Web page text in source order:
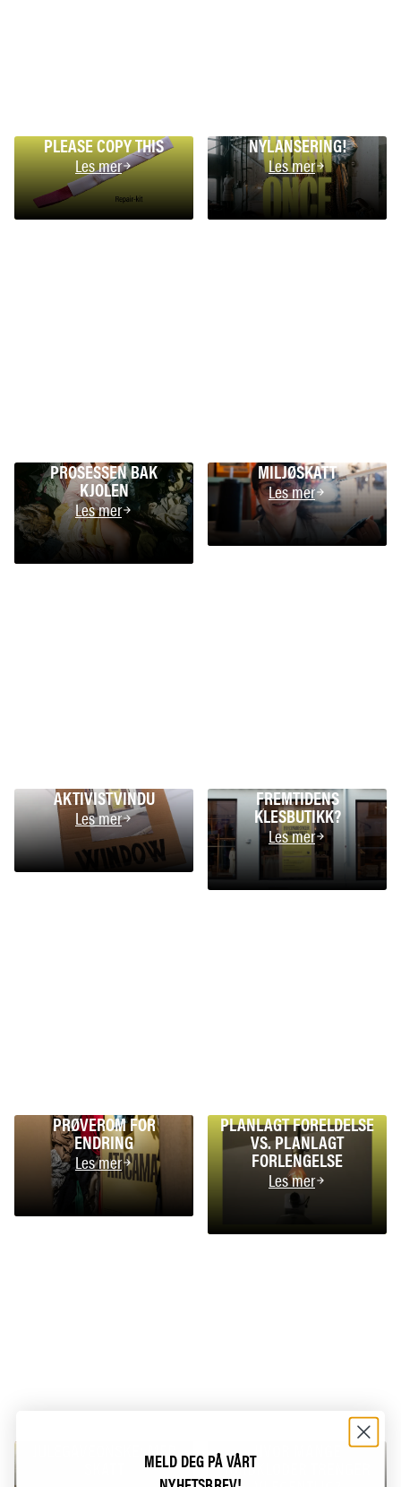
PLEASE COPY THIS
Les mer
NYLANSERING!
Les mer
PROSESSEN BAK
KJOLEN
Les mer
MILJØSKATT
Les mer
AKTIVISTVINDU
Les mer
FREMTIDENS
KLESBUTIKK?
Les mer
PRØVEROM FOR
ENDRING
Les mer
PLANLAGT FORELDELSE
VS. PLANLAGT
FORLENGELSE
Les mer
JULEGAVEØNSKE: MER HVOR MANGE
JORDKLODER TRENGER
MELD DEG PÅ VÅRT